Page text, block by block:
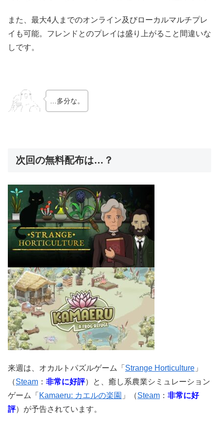
また、最大4人までのオンライン及びローカルマルチプレ
イも可能。フレンドとのプレイは盛り上がること間違いな
しです。
…多分な。
次回の無料配布は…？
来週は、オカルトパズルゲーム「 Strange Horticulture 」
（Steam ： 非常に好評）と、癒し系農業シミュレーション
ゲーム「 Kamaeru: カエルの楽園 」（Steam ： 非常に好
評）が予告されています。